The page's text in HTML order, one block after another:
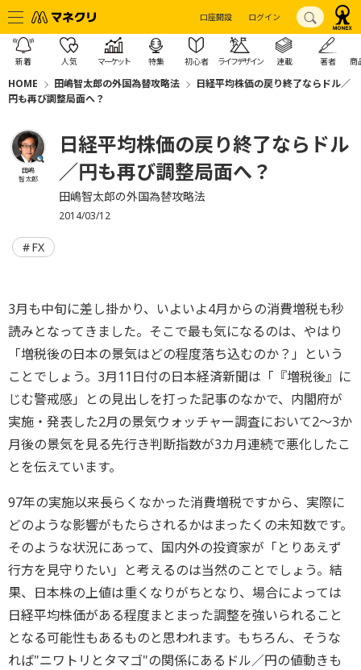
口座開設 ログイン
新着 人気 マーケット 特集 初心者 ライフデザイン 連載 著者 商
HOME 田嶋智太郎の外国為替攻略法
日経平均株価の戻り終了ならドル／
円も再び調整局面へ？
田嶋
智太郎
日経平均株価の戻り終了ならドル
／円も再び調整局面へ？
田嶋智太郎の外国為替攻略法
2014/03/12
FX
3月も中旬に差し掛かり、いよいよ4月からの消費増税も秒
読みとなってきました。そこで最も気になるのは、やはり
「増税後の日本の景気はどの程度落ち込むのか？」という
ことでしょう。3月11日付の日本経済新聞は「『増税後』に
じむ警戒感」との見出しを打った記事のなかで、内閣府が
実施・発表した2月の景気ウォッチャー調査において2～3か
月後の景気を見る先行き判断指数が3カ月連続で悪化したこ
とを伝えています。
97年の実施以来長らくなかった消費増税ですから、実際に
どのような影響がもたらされるかはまったくの未知数です。
そのような状況にあって、国内外の投資家が「とりあえず
行方を見守りたい」と考えるのは当然のことでしょう。結
果、日本株の上値は重くなりがちとなり、場合によっては
日経平均株価がある程度まとまった調整を強いられること
となる可能性もあるものと思われます。もちろん、そうな
れば"ニワトリとタマゴ"の関係にあるドル／円の値動きも